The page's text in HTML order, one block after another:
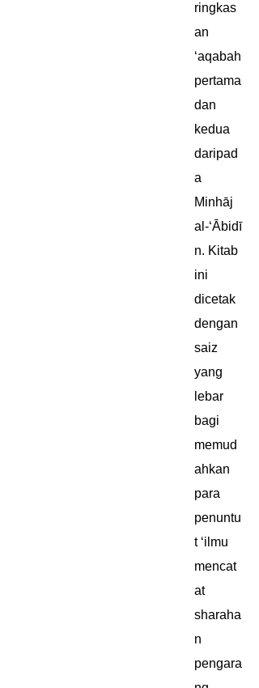
ringkas
an
‘aqabah
pertama
dan
kedua
daripad
a
Minhāj
al-‘Ābidī
n. Kitab
ini
dicetak
dengan
saiz
yang
lebar
bagi
memud
ahkan
para
penuntu
t ‘ilmu
mencat
at
sharaha
n
pengara